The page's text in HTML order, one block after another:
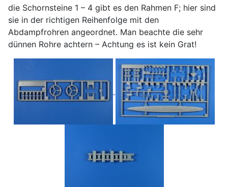
die Schornsteine 1 – 4 gibt es den Rahmen F; hier sind
sie in der richtigen Reihenfolge mit den
Abdampfrohren angeordnet. Man beachte die sehr
dünnen Rohre achtern – Achtung es ist kein Grat!